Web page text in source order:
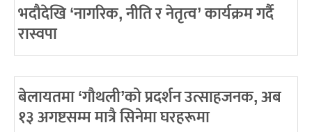
भदौदेखि ‘नागरिक, नीति र नेतृत्व’ कार्यक्रम गर्दै
रास्वपा
बेलायतमा ‘गौथली’को प्रदर्शन उत्साहजनक, अब
१३ अगष्टसम्म मात्रै सिनेमा घरहरूमा